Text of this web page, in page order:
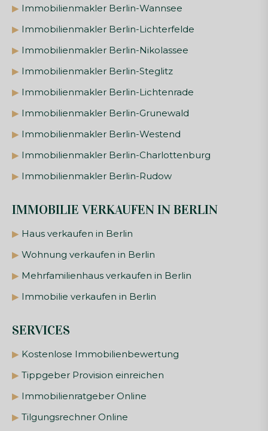
▶ Immobilienmakler Berlin-Wannsee
▶ Immobilienmakler Berlin-Lichterfelde
▶ Immobilienmakler Berlin-Nikolassee
▶ Immobilienmakler Berlin-Steglitz
▶ Immobilienmakler Berlin-Lichtenrade
▶ Immobilienmakler Berlin-Grunewald
▶ Immobilienmakler Berlin-Westend
▶ Immobilienmakler Berlin-Charlottenburg
▶ Immobilienmakler Berlin-Rudow
IMMOBILIE VERKAUFEN IN BERLIN
▶ Haus verkaufen in Berlin
▶ Wohnung verkaufen in Berlin
▶ Mehrfamilienhaus verkaufen in Berlin
▶ Immobilie verkaufen in Berlin
SERVICES
▶ Kostenlose Immobilienbewertung
▶ Tippgeber Provision einreichen
▶ Immobilienratgeber Online
▶ Tilgungsrechner Online